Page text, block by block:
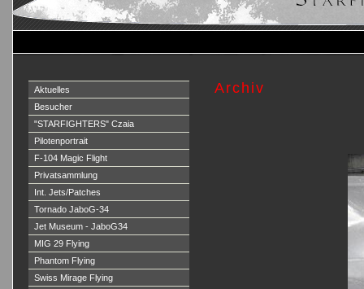
Aktuelles
Besucher
"STARFIGHTERS" Czaia
Pilotenportrait
F-104 Magic Flight
Privatsammlung
Int. Jets/Patches
Tornado JaboG-34
Jet Museum - JaboG34
MIG 29 Flying
Phantom Flying
Swiss Mirage Flying
Archiv